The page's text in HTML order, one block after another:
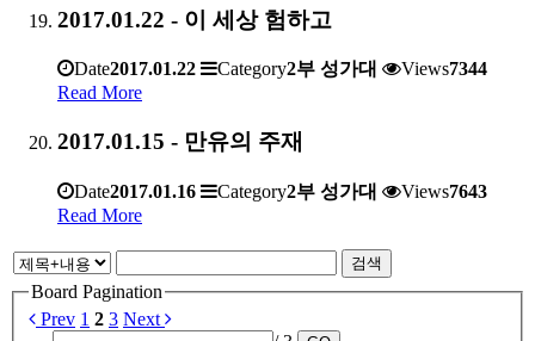
2017.01.22 - 이 세상 험하고
Date2017.01.22 Category2부 성가대 Views7344
Read More
2017.01.15 - 만유의 주재
Date2017.01.16 Category2부 성가대 Views7643
Read More
검색
Board Pagination
Prev 1 2 3 Next